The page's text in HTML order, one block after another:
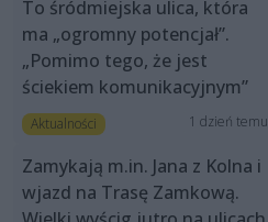
To śródmiejska ulica, która
ma „ogromny potencjał”.
„Pomimo tego, że jest
ściekiem komunikacyjnym”
Aktualności 1 dzień temu
Zamykają m.in. Jana z Kolna i
wjazd na Trasę Zamkową.